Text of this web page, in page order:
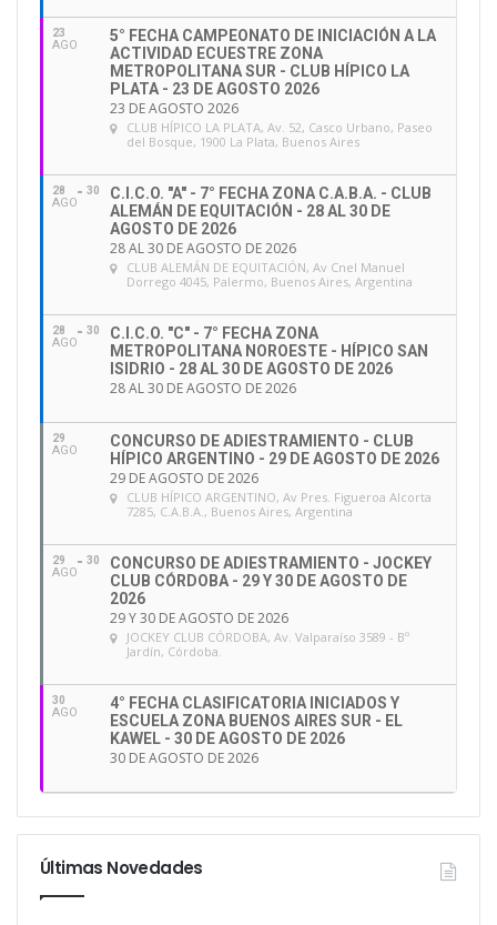
23
AGO
5° FECHA CAMPEONATO DE INICIACIÓN A LA
ACTIVIDAD ECUESTRE ZONA
METROPOLITANA SUR - CLUB HÍPICO LA
PLATA - 23 DE AGOSTO 2026
23 DE AGOSTO 2026
CLUB HÍPICO LA PLATA, Av. 52, Casco Urbano, Paseo
del Bosque, 1900 La Plata, Buenos Aires
28
AGO
30
C.I.C.O. "A" - 7° FECHA ZONA C.A.B.A. - CLUB
ALEMÁN DE EQUITACIÓN - 28 AL 30 DE
AGOSTO DE 2026
28 AL 30 DE AGOSTO DE 2026
CLUB ALEMÁN DE EQUITACIÓN, Av Cnel Manuel
Dorrego 4045, Palermo, Buenos Aires, Argentina
28
AGO
30
C.I.C.O. "C" - 7° FECHA ZONA
METROPOLITANA NOROESTE - HÍPICO SAN
ISIDRIO - 28 AL 30 DE AGOSTO DE 2026
28 AL 30 DE AGOSTO DE 2026
29
AGO
CONCURSO DE ADIESTRAMIENTO - CLUB
HÍPICO ARGENTINO - 29 DE AGOSTO DE 2026
29 DE AGOSTO DE 2026
CLUB HÍPICO ARGENTINO, Av Pres. Figueroa Alcorta
7285, C.A.B.A., Buenos Aires, Argentina
29
AGO
30
CONCURSO DE ADIESTRAMIENTO - JOCKEY
CLUB CÓRDOBA - 29 Y 30 DE AGOSTO DE
2026
29 Y 30 DE AGOSTO DE 2026
JOCKEY CLUB CÓRDOBA, Av. Valparaíso 3589 - Bº
Jardín, Córdoba.
30
AGO
4° FECHA CLASIFICATORIA INICIADOS Y
ESCUELA ZONA BUENOS AIRES SUR - EL
KAWEL - 30 DE AGOSTO DE 2026
30 DE AGOSTO DE 2026
Últimas Novedades